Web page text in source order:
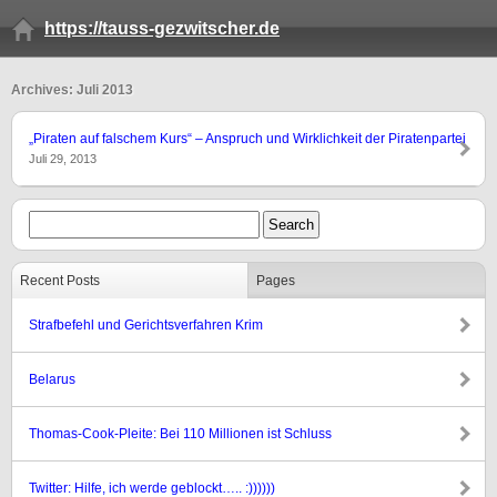
https://tauss-gezwitscher.de
Archives: Juli 2013
„Piraten auf falschem Kurs“ – Anspruch und Wirklichkeit der Piratenpartei
Juli 29, 2013
Recent Posts Pages
Strafbefehl und Gerichtsverfahren Krim
Belarus
Thomas-Cook-Pleite: Bei 110 Millionen ist Schluss
Twitter: Hilfe, ich werde geblockt….. :))))))